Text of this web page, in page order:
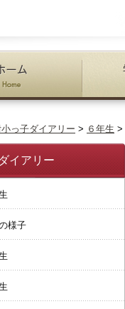
小っ子ダイアリー > ６年生 >
イアリー
様子